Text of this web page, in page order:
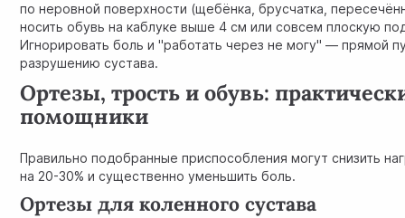
по неровной поверхности (щебёнка, брусчатка,
носить обувь на каблуке выше 4 см или совсем плоскую
Игнорировать боль и "работать через не могу" — прямой
разрушению сустава.
Ортезы, трость и обувь:
помощники
Правильно подобранные приспособления могут снизить
на 20-30% и существенно уменьшить боль.
Ортезы для коленного сустава